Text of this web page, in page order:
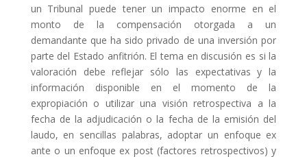
un Tribunal puede tener un impacto enorme en el
monto de la compensación otorgada a un
demandante que ha sido privado de una inversión por
parte del Estado anfitrión. El tema en discusión es si la
valoración debe reflejar sólo las expectativas y la
información disponible en el momento de la
expropiación o utilizar una visión retrospectiva a la
fecha de la adjudicación o la fecha de la emisión del
laudo, en sencillas palabras, adoptar un enfoque ex
ante o un enfoque ex post (factores retrospectivos) y